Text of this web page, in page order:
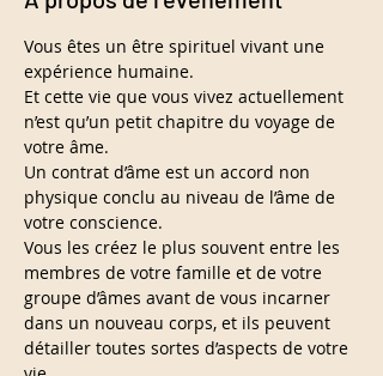
Vous êtes un être spirituel vivant une
expérience humaine.
Et cette vie que vous vivez actuellement
n’est qu’un petit chapitre du voyage de
votre âme.
Un contrat d’âme est un accord non
physique conclu au niveau de l’âme de
votre conscience.
Vous les créez le plus souvent entre les
membres de votre famille et de votre
groupe d’âmes avant de vous incarner
dans un nouveau corps, et ils peuvent
détailler toutes sortes d’aspects de votre